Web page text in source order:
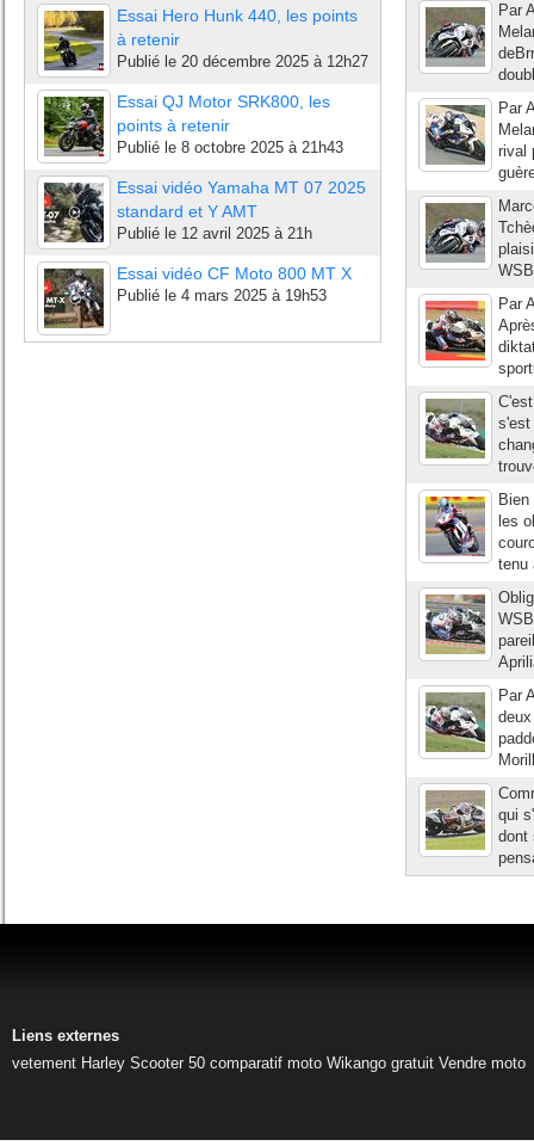
Essai Hero Hunk 440, les points
à retenir
Publié le 20 décembre 2025 à 12h27
Essai QJ Motor SRK800, les
points à retenir
Publié le 8 octobre 2025 à 21h43
Essai vidéo Yamaha MT 07 2025
standard et Y AMT
Publié le 12 avril 2025 à 21h
Essai vidéo CF Moto 800 MT X
Publié le 4 mars 2025 à 19h53
Par
Par
rival
Par
s'est
les
tenu
Par
qui
dont
Liens externes
vetement Harley Scooter 50 comparatif moto Wikango gratuit Vendre moto